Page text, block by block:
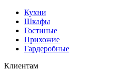
Кухни
Шкафы
Гостиные
Прихожие
Гардеробные
Клиентам